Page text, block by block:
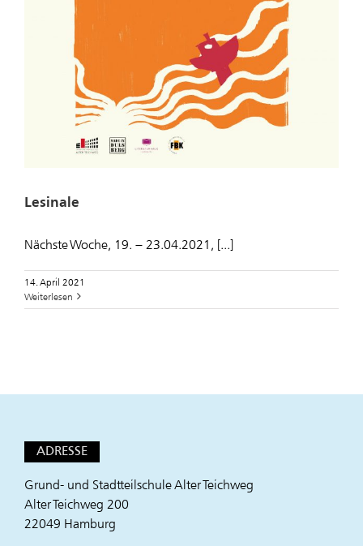
Lesinale
Nächste Woche, 19. – 23.04.2021, [...]
14. April 2021
Weiterlesen
ADRESSE
Grund- und Stadtteilschule Alter Teichweg
Alter Teichweg 200
22049 Hamburg